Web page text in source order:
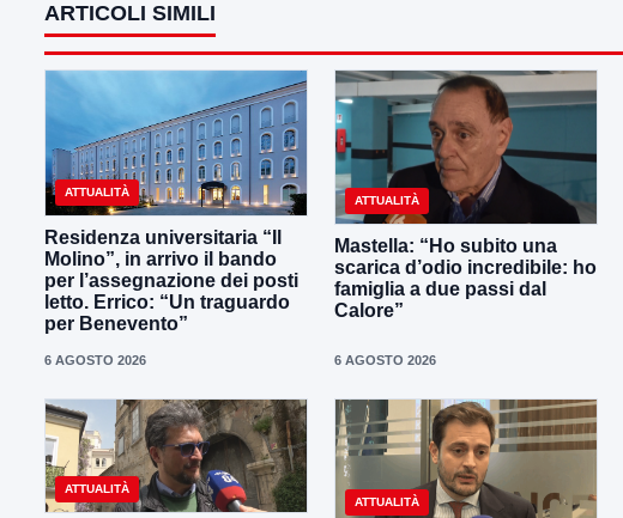
ARTICOLI SIMILI
ATTUALITÀ
Residenza universitaria “Il
Molino”, in arrivo il bando
per l’assegnazione dei posti
letto. Errico: “Un traguardo
per Benevento”
6 AGOSTO 2026
ATTUALITÀ
Mastella: “Ho subito una
scarica d’odio incredibile: ho
famiglia a due passi dal
Calore”
6 AGOSTO 2026
ATTUALITÀ
ATTUALITÀ